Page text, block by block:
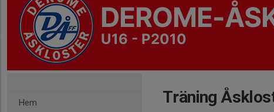
DEROME-
U16 - P2010
Hem Träning